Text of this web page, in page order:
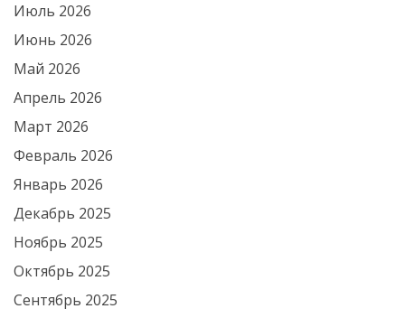
Июль 2026
Июнь 2026
Май 2026
Апрель 2026
Март 2026
Февраль 2026
Январь 2026
Декабрь 2025
Ноябрь 2025
Октябрь 2025
Сентябрь 2025